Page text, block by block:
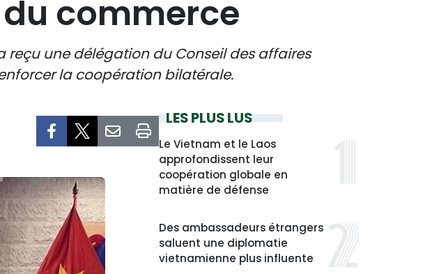
commerce
reçu une délégation du Conseil des affaires
la coopération bilatérale.
LES PLUS LUS
Le Vietnam et le Laos
approfondissent leur
coopération globale en
matière de défense
Des ambassadeurs étrangers
saluent une diplomatie
vietnamienne plus influente